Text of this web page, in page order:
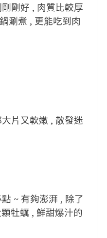
剛好 , 肉質比較厚
涮煮 , 更能吃到肉
片又軟嫩 , 散發迷
~ 有夠澎湃 , 除了
牡蠣 , 鮮甜爆汁的